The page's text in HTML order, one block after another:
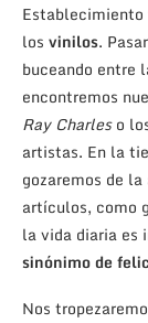
los vinilos.
buceando entre
encontremos
Ray Charleso
artistas. En la
gozaremos de
artículos, como
la vida diaria es
sinónimo de
Nos